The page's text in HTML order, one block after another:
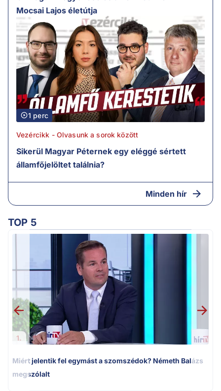
Mocsai Lajos életútja
1 perc
Vezércikk - Olvasunk a sorok között
Sikerül Magyar Péternek egy eléggé sértett
államfőjelöltet találnia?
Minden hír
TOP 5
1.
Miért jelentik fel egymást a szomszédok? Németh Balázs
megszólalt